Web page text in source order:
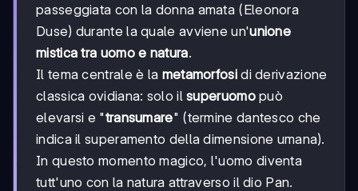
passeggiata con la donna amata (Eleonora
Duse) durante la quale avviene un'unione
mistica tra uomo e natura.
Il tema centrale è la metamorfosidi derivazione
classica ovidiana: solo ilsuperuomopuò
elevarsi e "transumare" (termine dantesco che
indica il superamento della dimensione umana).
In questo momento magico, l'uomo diventa
tutt'uno con la natura attraverso il dio Pan.